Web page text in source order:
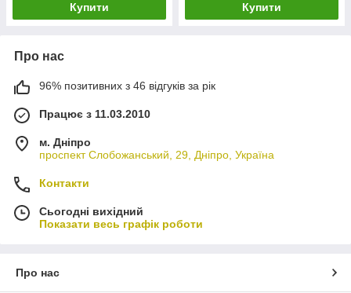
Купити Купити
Про нас
96% позитивних з 46 відгуків за рік
Працює з 11.03.2010
м. Дніпро
проспект Слобожанський, 29, Дніпро, Україна
Контакти
Сьогодні вихідний
Показати весь графік роботи
Про нас